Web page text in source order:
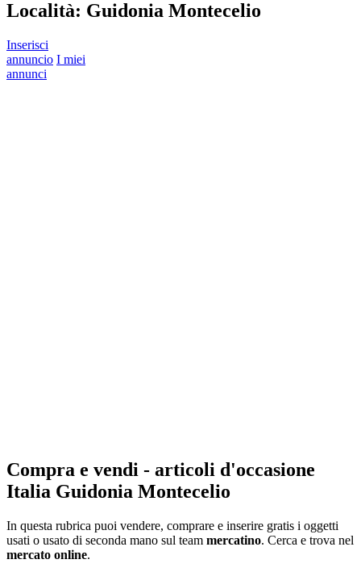
Località: Guidonia Montecelio
Inserisci
annuncio I miei
annunci
Compra e vendi - articoli d'occasione
Italia Guidonia Montecelio
In questa rubrica puoi vendere, comprare e inserire gratis i oggetti
usati o usato di seconda mano sul team mercatino. Cerca e trova nel
mercato online.